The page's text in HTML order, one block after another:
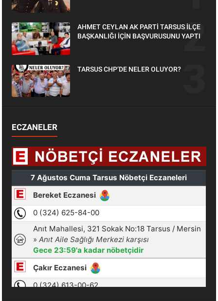
AHMET CEYLAN AK PARTİ TARSUS İLÇE
BAŞKANLIĞI İÇİN BAŞVURUSUNU YAPTI
TARSUS CHP’DE NELER OLUYOR?
ECZANELER